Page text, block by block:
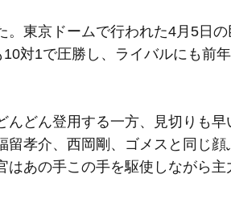
東京ドームで行われた4月5日
対1で圧勝し、ライバルにも前
どん登用する一方、見切りも早
孝介、西岡剛、ゴメスと同じ顔
あの手この手を駆使しながら主